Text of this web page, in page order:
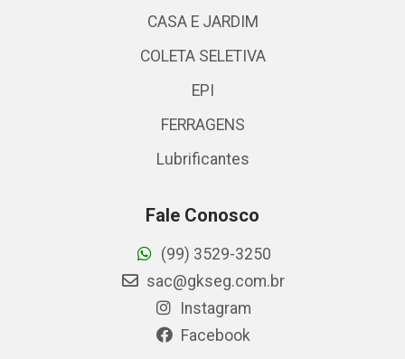
CASA E JARDIM
COLETA SELETIVA
EPI
FERRAGENS
Lubrificantes
Fale Conosco
(99) 3529-3250
sac@gkseg.com.br
Instagram
Facebook